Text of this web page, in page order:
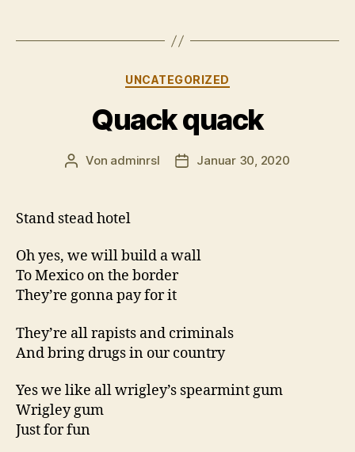
Kategorien
UNCATEGORIZED
Quack quack
Beitragsautor
Von adminrsl Beitragsdatum
Januar 30, 2020
Stand stead hotel
Oh yes, we will build a wall
To Mexico on the border
They’re gonna pay for it
They’re all rapists and criminals
And bring drugs in our country
Yes we like all wrigley’s spearmint gum
Wrigley gum
Just for fun